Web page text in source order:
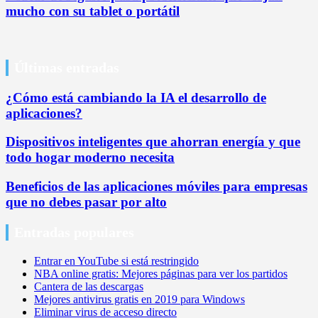
mucho con su tablet o portátil
¿Cómo está cambiando la IA el desarrollo de
aplicaciones?
Dispositivos inteligentes que ahorran energía y que
todo hogar moderno necesita
Beneficios de las aplicaciones móviles para empresas
que no debes pasar por alto
Entrar en YouTube si está restringido
NBA online gratis: Mejores páginas para ver los partidos
Cantera de las descargas
Mejores antivirus gratis en 2019 para Windows
Eliminar virus de acceso directo